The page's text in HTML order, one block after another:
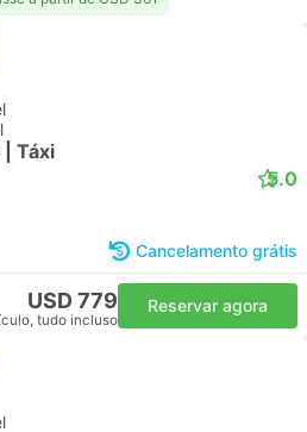
| Táxi
5.0
Cancelamento grátis
USD 779
tudo incluso
Reservar agora